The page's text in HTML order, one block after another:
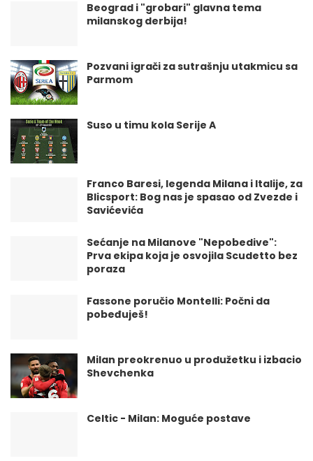
Beograd i "grobari" glavna tema
milanskog derbija!
Pozvani igrači za sutrašnju utakmicu sa
Parmom
Suso u timu kola Serije A
Franco Baresi, legenda Milana i Italije, za
Blicsport: Bog nas je spasao od Zvezde i
Savićevića
Sećanje na Milanove "Nepobedive":
Prva ekipa koja je osvojila Scudetto bez
poraza
Fassone poručio Montelli: Počni da
pobeđuješ!
Milan preokrenuo u produžetku i izbacio
Shevchenka
Celtic - Milan: Moguće postave